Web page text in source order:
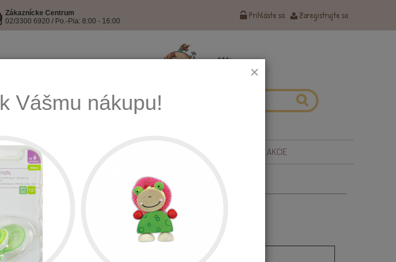
Zákaznícke Centrum
02/3300 6920 / Po.-Pia: 8:00 - 16:00
Prihláste sa Zaregistrujte sa
HRAČKY AKCIE
Reer Clona na kočík sivá 8411.8
Reer Clona na kočík sivá
×
k Vášmu nákupu!